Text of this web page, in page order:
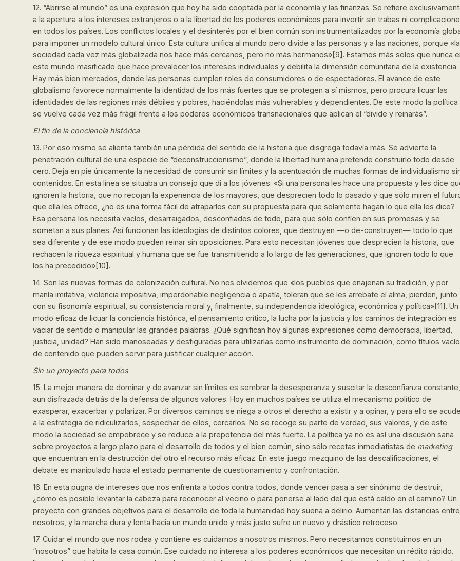
12. “Abrirse al mundo” es una expresión que hoy ha sido cooptada por la economía y las finanzas. Se refiere
a la apertura a los intereses extranjeros o a la libertad de los poderes económicos para invertir sin trabas ni
en todos los países. Los conflictos locales y el desinterés por el bien común son instrumentalizados por la economía
para imponer un modelo cultural único. Esta cultura unifica al mundo pero divide a las personas y a las naciones, porque «la
sociedad cada vez más globalizada nos hace más cercanos, pero no más hermanos»[9]. Estamos más solos que nunca
este mundo masificado que hace prevalecer los intereses individuales y debilita la dimensión comunitaria de la existencia.
Hay más bien mercados, donde las personas cumplen roles de consumidores o de espectadores. El avance de este
globalismo favorece normalmente la identidad de los más fuertes que se protegen a sí mismos, pero procura licuar las
identidades de las regiones más débiles y pobres, haciéndolas más vulnerables y dependientes. De este modo la política
se vuelve cada vez más frágil frente a los poderes económicos transnacionales que aplican el “divide y reinarás”.
El fin de la conciencia histórica
13. Por eso mismo se alienta también una pérdida del sentido de la historia que disgrega todavía más. Se advierte la
penetración cultural de una especie de “deconstruccionismo”, donde la libertad humana pretende construirlo todo desde
cero. Deja en pie únicamente la necesidad de consumir sin límites y la acentuación de muchas formas de individualismo
contenidos. En esta línea se situaba un consejo que di a los jóvenes: «Si una persona les hace una propuesta y les dice
ignoren la historia, que no recojan la experiencia de los mayores, que desprecien todo lo pasado y que sólo miren el
que ella les ofrece, ¿no es una forma fácil de atraparlos con su propuesta para que solamente hagan lo que ella les dice?
Esa persona los necesita vacíos, desarraigados, desconfiados de todo, para que sólo confíen en sus promesas y se
sometan a sus planes. Así funcionan las ideologías de distintos colores, que destruyen —o de-construyen— todo lo que
sea diferente y de ese modo pueden reinar sin oposiciones. Para esto necesitan jóvenes que desprecien la historia, que
rechacen la riqueza espiritual y humana que se fue transmitiendo a lo largo de las generaciones, que ignoren todo lo que
los ha precedido»[10].
14. Son las nuevas formas de colonización cultural. No nos olvidemos que «los pueblos que enajenan su tradición, y por
manía imitativa, violencia impositiva, imperdonable negligencia o apatía, toleran que se les arrebate el alma, pierden, junto
con su fisonomía espiritual, su consistencia moral y, finalmente, su independencia ideológica, económica y política»[11]. Un
modo eficaz de licuar la conciencia histórica, el pensamiento crítico, la lucha por la justicia y los caminos de integración es
vaciar de sentido o manipular las grandes palabras. ¿Qué significan hoy algunas expresiones como democracia, libertad,
justicia, unidad? Han sido manoseadas y desfiguradas para utilizarlas como instrumento de dominación, como títulos
de contenido que pueden servir para justificar cualquier acción.
Sin un proyecto para todos
15. La mejor manera de dominar y de avanzar sin límites es sembrar la desesperanza y suscitar la desconfianza constante,
aun disfrazada detrás de la defensa de algunos valores. Hoy en muchos países se utiliza el mecanismo político de
exasperar, exacerbar y polarizar. Por diversos caminos se niega a otros el derecho a existir y a opinar, y para ello se
a la estrategia de ridiculizarlos, sospechar de ellos, cercarlos. No se recoge su parte de verdad, sus valores, y de este
modo la sociedad se empobrece y se reduce a la prepotencia del más fuerte. La política ya no es así una discusión sana
sobre proyectos a largo plazo para el desarrollo de todos y el bien común, sino sólo recetas inmediatistas de marketing
que encuentran en la destrucción del otro el recurso más eficaz. En este juego mezquino de las descalificaciones, el
debate es manipulado hacia el estado permanente de cuestionamiento y confrontación.
16. En esta pugna de intereses que nos enfrenta a todos contra todos, donde vencer pasa a ser sinónimo de destruir,
¿cómo es posible levantar la cabeza para reconocer al vecino o para ponerse al lado del que está caído en el camino? Un
proyecto con grandes objetivos para el desarrollo de toda la humanidad hoy suena a delirio. Aumentan las distancias entre
nosotros, y la marcha dura y lenta hacia un mundo unido y más justo sufre un nuevo y drástico retroceso.
17. Cuidar el mundo que nos rodea y contiene es cuidarnos a nosotros mismos. Pero necesitamos constituirnos en un
“nosotros” que habita la casa común. Ese cuidado no interesa a los poderes económicos que necesitan un rédito rápido.